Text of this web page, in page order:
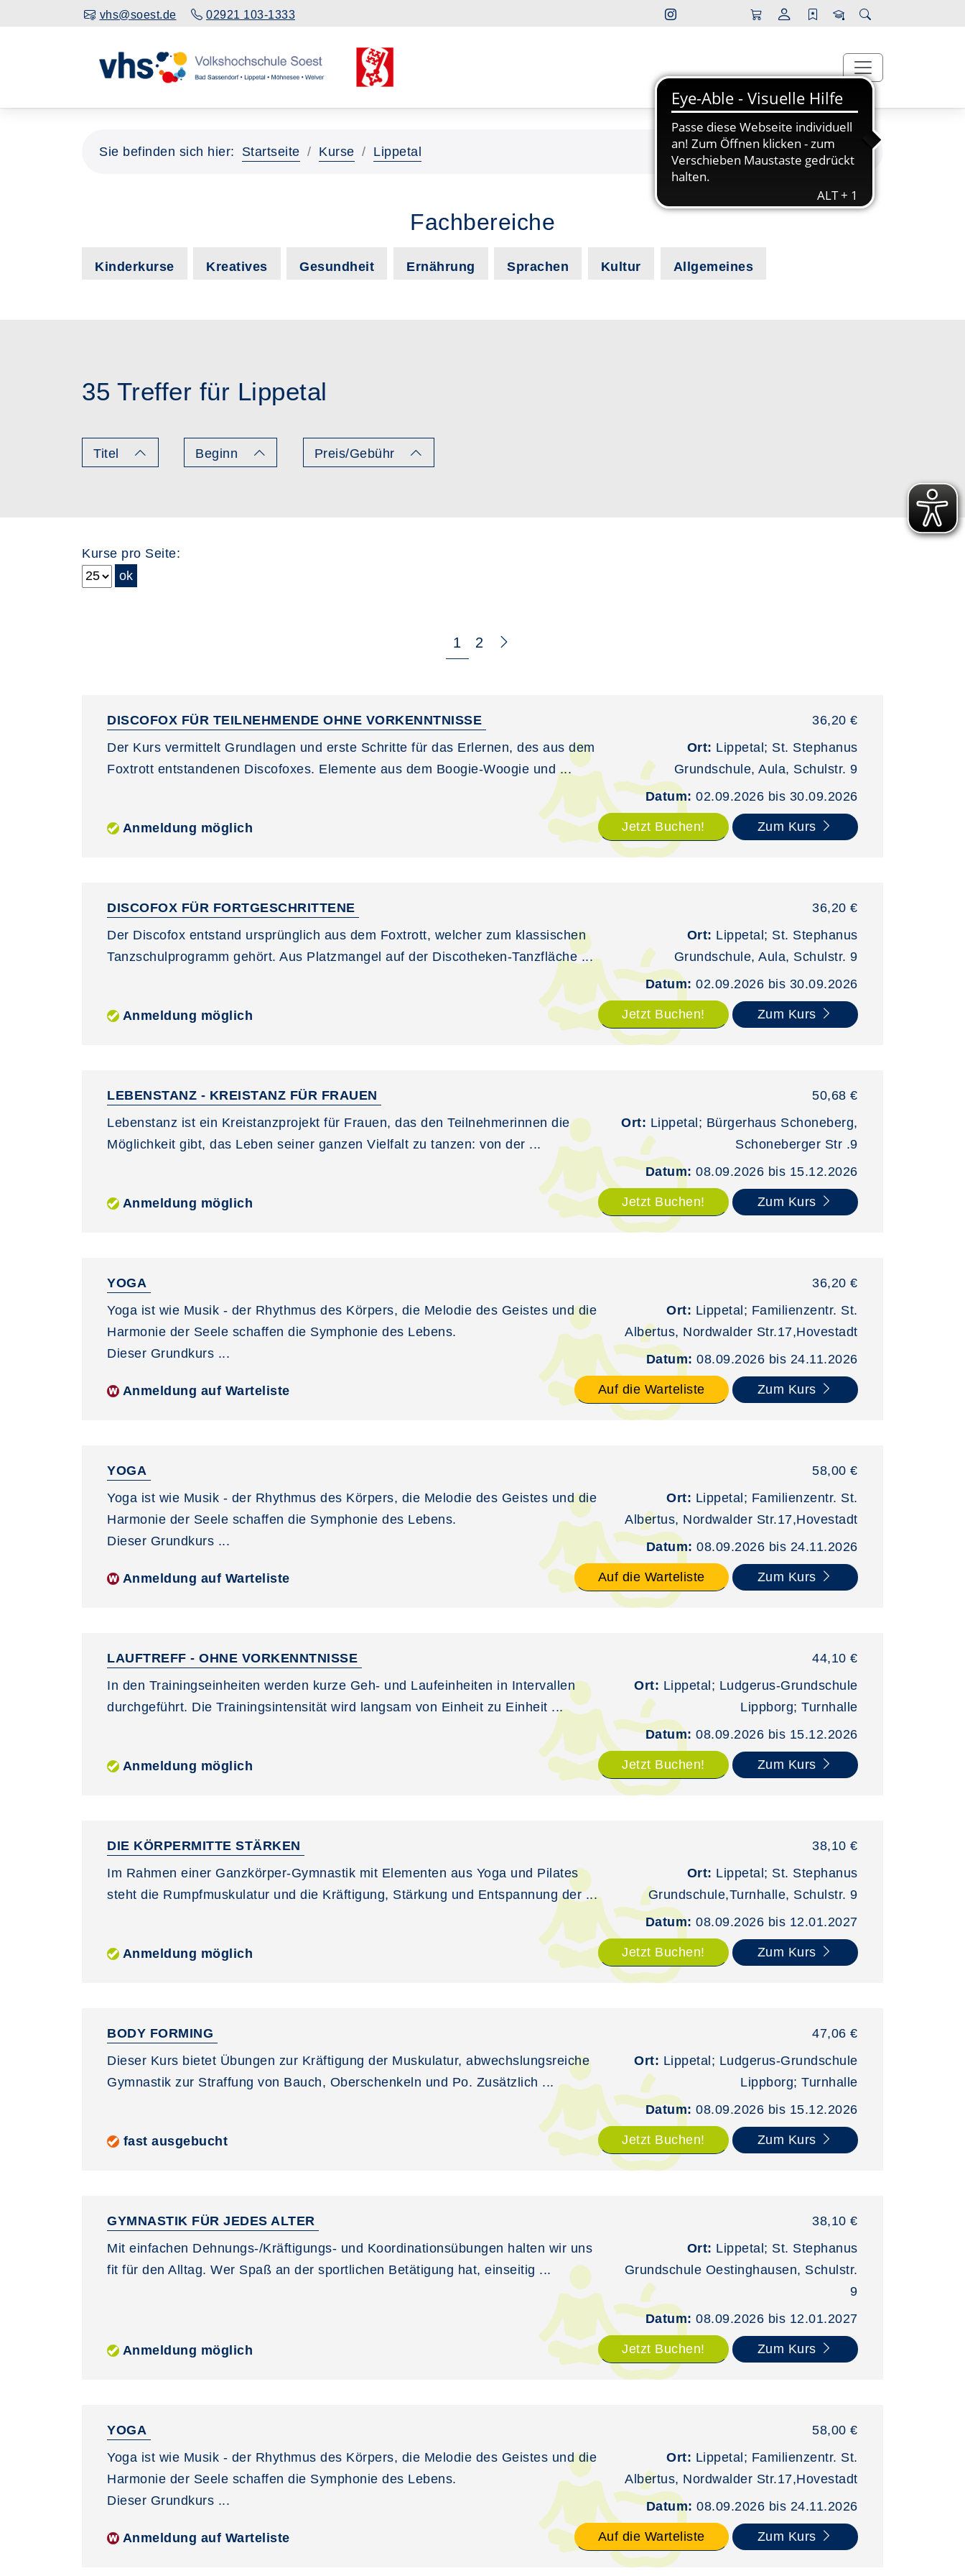
vhs@soest.de 02921 103-1333
Sie befinden sich hier: Startseite Kurse Lippetal
Fachbereiche
Kinderkurse Kreatives Gesundheit Ernährung Sprachen Kultur Allgemeines
35 Treffer für Lippetal
Titel Beginn Preis/Gebühr
Kurse pro Seite:
1 2
DISCOFOX FÜR TEILNEHMENDE OHNE VORKENNTNISSE
Der Kurs vermittelt Grundlagen und erste Schritte für das Erlernen, des aus dem
Foxtrott entstandenen Discofoxes. Elemente aus dem Boogie-Woogie und ...
36,20 €
Ort: Lippetal; St. Stephanus
Grundschule, Aula, Schulstr. 9
Datum: 02.09.2026 bis 30.09.2026
Anmeldung möglich Jetzt Buchen! Zum Kurs
DISCOFOX FÜR FORTGESCHRITTENE
Der Discofox entstand ursprünglich aus dem Foxtrott, welcher zum klassischen
Tanzschulprogramm gehört. Aus Platzmangel auf der Discotheken-Tanzfläche ...
36,20 €
Ort: Lippetal; St. Stephanus
Grundschule, Aula, Schulstr. 9
Datum: 02.09.2026 bis 30.09.2026
Anmeldung möglich Jetzt Buchen! Zum Kurs
LEBENSTANZ - KREISTANZ FÜR FRAUEN
Lebenstanz ist ein Kreistanzprojekt für Frauen, das den Teilnehmerinnen die
Möglichkeit gibt, das Leben seiner ganzen Vielfalt zu tanzen: von der ...
50,68 €
Ort: Lippetal; Bürgerhaus Schoneberg,
Schoneberger Str .9
Datum: 08.09.2026 bis 15.12.2026
Anmeldung möglich Jetzt Buchen! Zum Kurs
YOGA
Yoga ist wie Musik - der Rhythmus des Körpers, die Melodie des Geistes und die
Harmonie der Seele schaffen die Symphonie des Lebens.
Dieser Grundkurs ...
36,20 €
Ort: Lippetal; Familienzentr. St.
Albertus, Nordwalder Str.17,Hovestadt
Datum: 08.09.2026 bis 24.11.2026
Anmeldung auf Warteliste Auf die Warteliste Zum Kurs
YOGA
Yoga ist wie Musik - der Rhythmus des Körpers, die Melodie des Geistes und die
Harmonie der Seele schaffen die Symphonie des Lebens.
Dieser Grundkurs ...
58,00 €
Ort: Lippetal; Familienzentr. St.
Albertus, Nordwalder Str.17,Hovestadt
Datum: 08.09.2026 bis 24.11.2026
Anmeldung auf Warteliste Auf die Warteliste Zum Kurs
LAUFTREFF - OHNE VORKENNTNISSE
In den Trainingseinheiten werden kurze Geh- und Laufeinheiten in Intervallen
durchgeführt. Die Trainingsintensität wird langsam von Einheit zu Einheit ...
44,10 €
Ort: Lippetal; Ludgerus-Grundschule
Lippborg; Turnhalle
Datum: 08.09.2026 bis 15.12.2026
Anmeldung möglich Jetzt Buchen! Zum Kurs
DIE KÖRPERMITTE STÄRKEN
Im Rahmen einer Ganzkörper-Gymnastik mit Elementen aus Yoga und Pilates
steht die Rumpfmuskulatur und die Kräftigung, Stärkung und Entspannung der ...
38,10 €
Ort: Lippetal; St. Stephanus
Grundschule,Turnhalle, Schulstr. 9
Datum: 08.09.2026 bis 12.01.2027
Anmeldung möglich Jetzt Buchen! Zum Kurs
BODY FORMING
Dieser Kurs bietet Übungen zur Kräftigung der Muskulatur, abwechslungsreiche
Gymnastik zur Straffung von Bauch, Oberschenkeln und Po. Zusätzlich ...
47,06 €
Ort: Lippetal; Ludgerus-Grundschule
Lippborg; Turnhalle
Datum: 08.09.2026 bis 15.12.2026
fast ausgebucht Jetzt Buchen! Zum Kurs
GYMNASTIK FÜR JEDES ALTER
Mit einfachen Dehnungs-/Kräftigungs- und Koordinationsübungen halten wir uns
fit für den Alltag. Wer Spaß an der sportlichen Betätigung hat, einseitig ...
38,10 €
Ort: Lippetal; St. Stephanus
Grundschule Oestinghausen, Schulstr.
9
Datum: 08.09.2026 bis 12.01.2027
Anmeldung möglich Jetzt Buchen! Zum Kurs
YOGA
Yoga ist wie Musik - der Rhythmus des Körpers, die Melodie des Geistes und die
Harmonie der Seele schaffen die Symphonie des Lebens.
Dieser Grundkurs ...
58,00 €
Ort: Lippetal; Familienzentr. St.
Albertus, Nordwalder Str.17,Hovestadt
Datum: 08.09.2026 bis 24.11.2026
Anmeldung auf Warteliste Auf die Warteliste Zum Kurs